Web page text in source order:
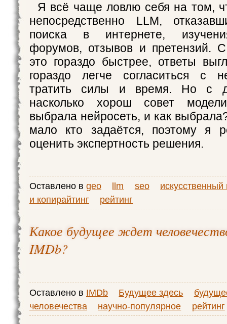
Я всё чаще ловлю себя на том,
непосредственно LLM,
поиска в интернете,
форумов, отзывов и претензий.
это гораздо быстрее, ответы
гораздо легче согласиться с
тратить силы и время. Но с
насколько хорош совет
выбрала нейросеть, и как
мало кто задаётся, поэтому я
оценить экспертность решения.
Оставлено в geo llm seo
искусственный
и копирайтинг
рейтинг
Какое будущее ждет
IMDb?
Оставлено в IMDb Будущее здесь
человечества
научно-популярное рейтинг